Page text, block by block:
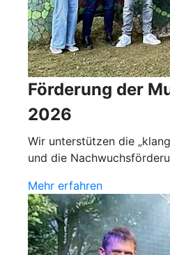
Förderung der
2026
Wir unterstützen die
und die
Mehr erfahren